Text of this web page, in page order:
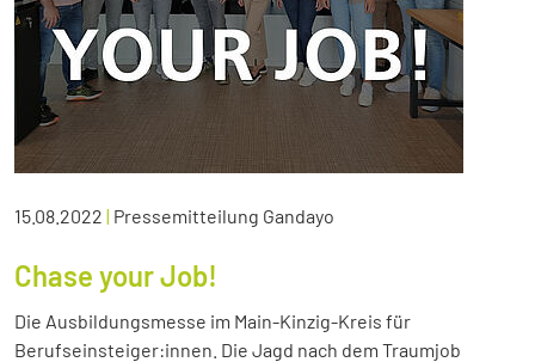
15.08.2022 | Pressemitteilung Gandayo
Chase your Job!
Die Ausbildungsmesse im Main-Kinzig-Kreis für
Berufseinsteiger:innen. Die Jagd nach dem Traumjob